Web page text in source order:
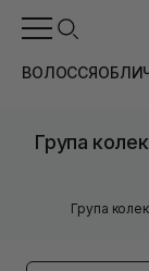
ВОЛОССЯ
Група
Група